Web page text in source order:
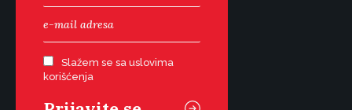
Slažem se sa uslovima
korišćenja